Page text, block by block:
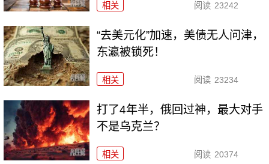
相关 阅读 23242
“去美元化”加速，美债无人问津，
东瀛被锁死！
相关 阅读 23234
打了4年半，俄回过神，最大对手
不是乌克兰？
相关 阅读 20374